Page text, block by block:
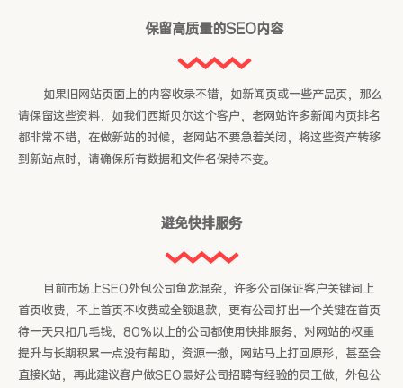
保留高质量的SEO内容
如果旧网站页面上的内容收录不错，如新闻页或一些产品页，那么
请保留这些资料，如我们西斯贝尔这个客户，老网站许多新闻内页排名
都非常不错，在做新站的时候，老网站不要急着关闭，将这些资产转移
到新站点时，请确保所有数据和文件名保持不变。
避免快排服务
目前市场上SEO外包公司鱼龙混杂，许多公司保证客户关键词上
首页收费，不上首页不收费或全额退款，更有公司打出一个关键在首页
待一天只扣几毛钱，80%以上的公司都使用快排服务，对网站的权重
提升与长期积累一点没有帮助，资源一撤，网站马上打回原形，甚至会
直接K站，再此建议客户做SEO最好公司招聘有经验的员工做，外包公